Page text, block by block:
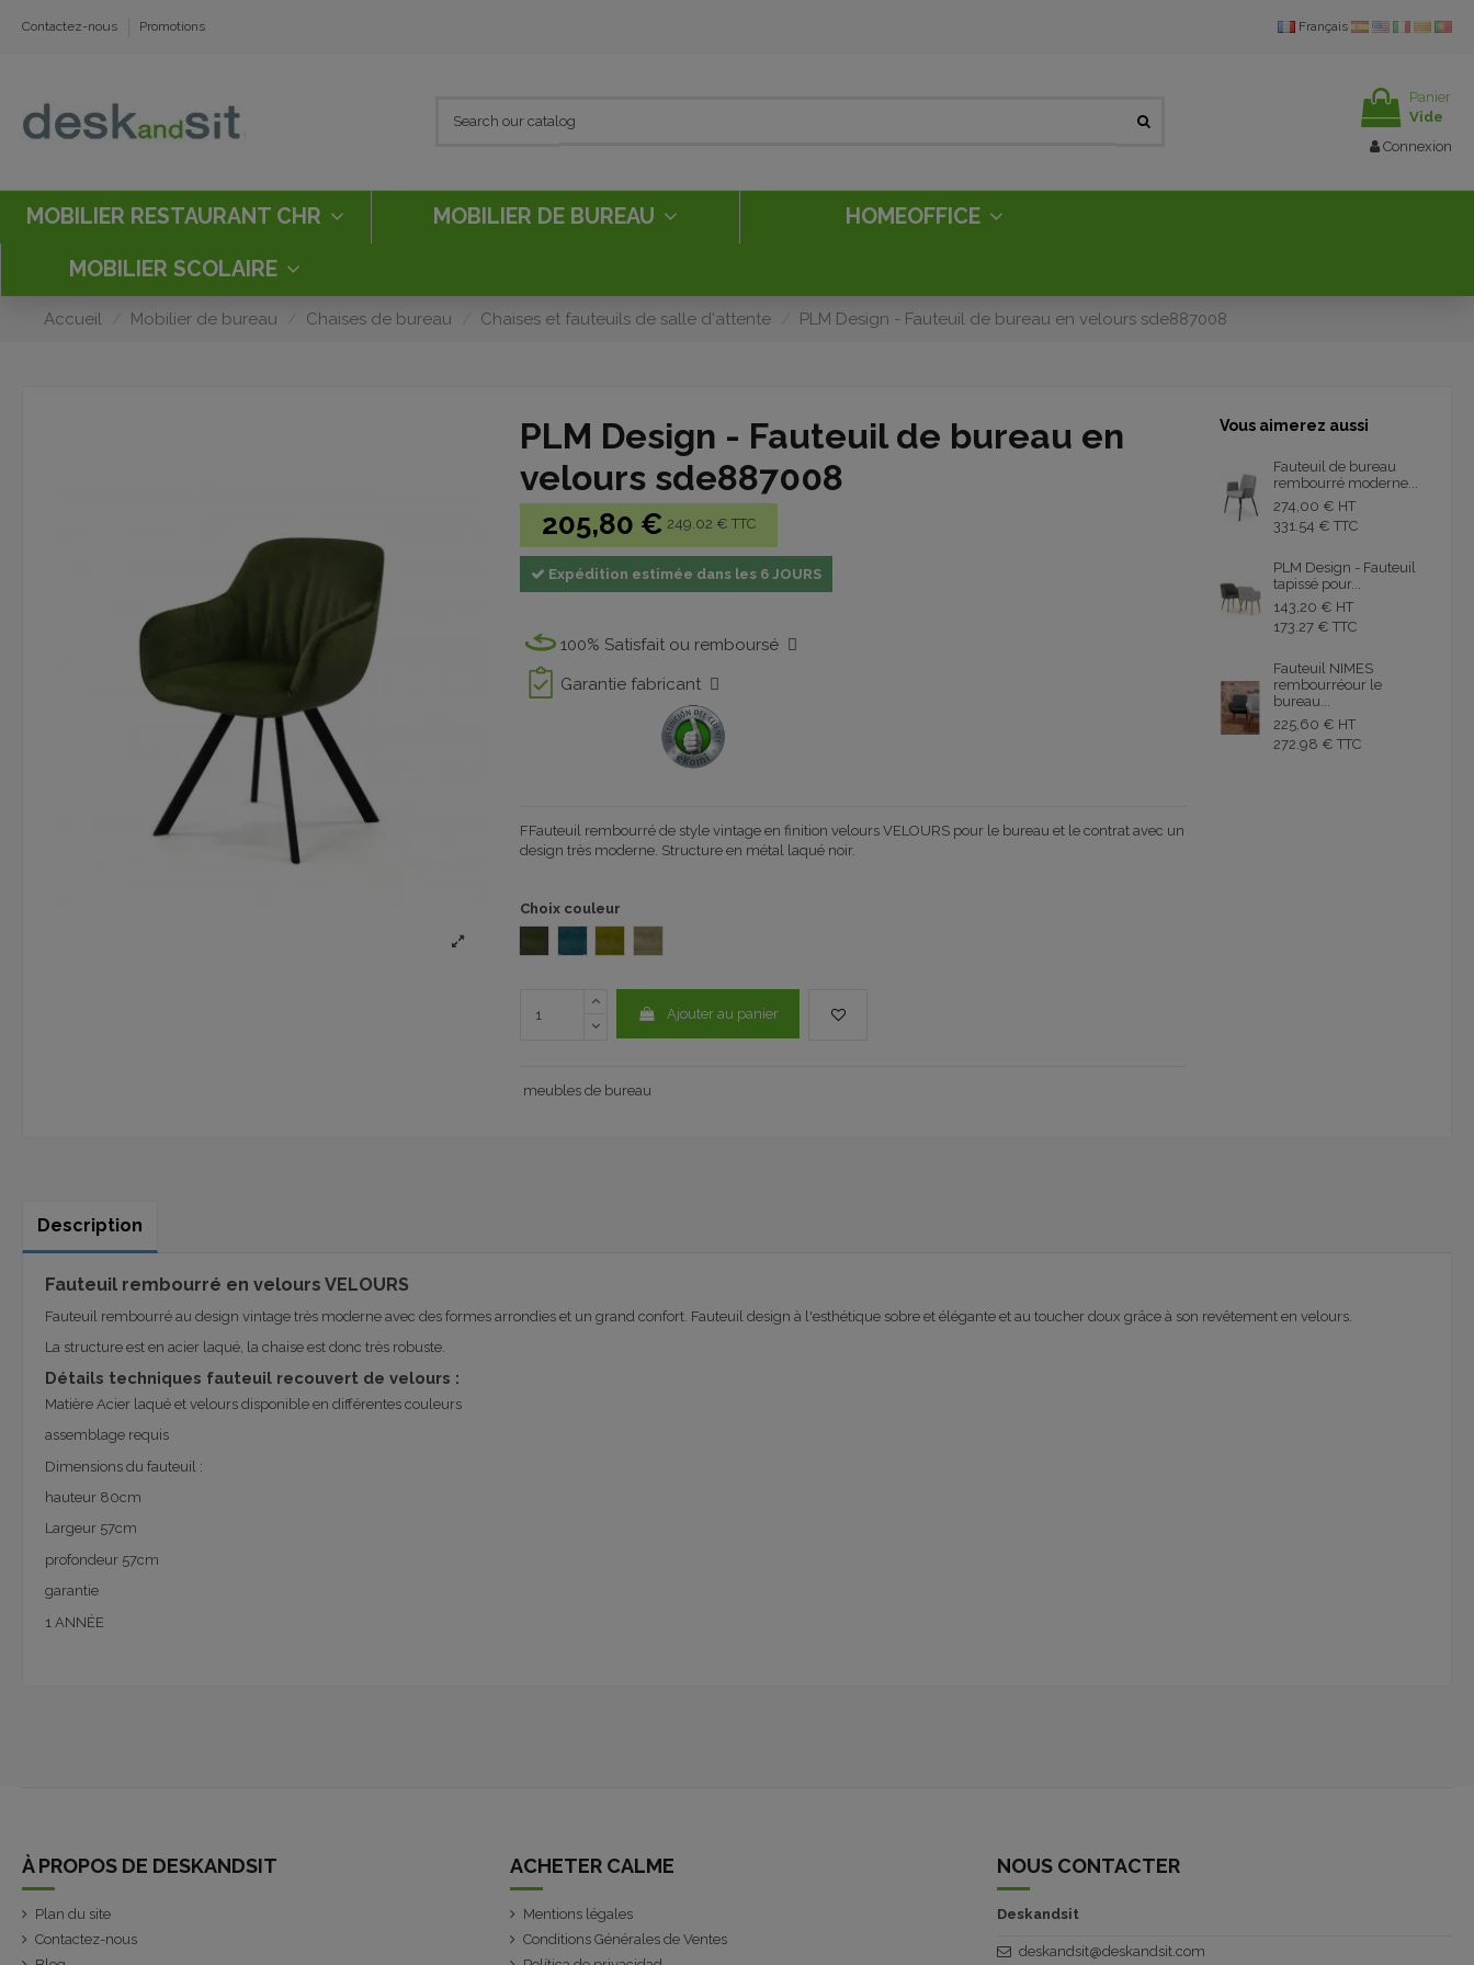
Contactez-nous Promotions Français
Panier
Vide
Connexion
MOBILIER RESTAURANT CHR MOBILIER DE BUREAU HOMEOFFICE
MOBILIER SCOLAIRE
Accueil Mobilier de bureau Chaises de bureau Chaises et fauteuils de salle d'attente PLM Design - Fauteuil de bureau en velours sde887008
PLM Design - Fauteuil de bureau en
velours sde887008
205,80 € 249.02 € TTC
Expédition estimée dans les 6 JOURS
100% Satisfait ou remboursé
Garantie fabricant
FFauteuil rembourré de style vintage en finition velours VELOURS pour le bureau et le contrat avec un
design très moderne. Structure en métal laqué noir.
Choix couleur
Ajouter au panier
meubles de bureau
Vous aimerez aussi
Fauteuil de bureau
rembourré moderne...
274,00 € HT
331.54 € TTC
PLM Design - Fauteuil
tapissé pour...
143,20 € HT
173.27 € TTC
Fauteuil NIMES
rembourréour le
bureau...
225,60 € HT
272.98 € TTC
Description
Fauteuil rembourré en velours VELOURS
Fauteuil rembourré au design vintage très moderne avec des formes arrondies et un grand confort. Fauteuil design à l'esthétique sobre et élégante et au toucher doux grâce à son revêtement en velours.
La structure est en acier laqué, la chaise est donc très robuste.
Détails techniques fauteuil recouvert de velours :
Matière Acier laqué et velours disponible en différentes couleurs
assemblage requis
Dimensions du fauteuil :
hauteur 80cm
Largeur 57cm
profondeur 57cm
garantie
1 ANNÉE
À PROPOS DE DESKANDSIT
Plan du site
Contactez-nous
ACHETER CALME
Mentions légales
Conditions Générales de Ventes
NOUS CONTACTER
Deskandsit
deskandsit@deskandsit.com